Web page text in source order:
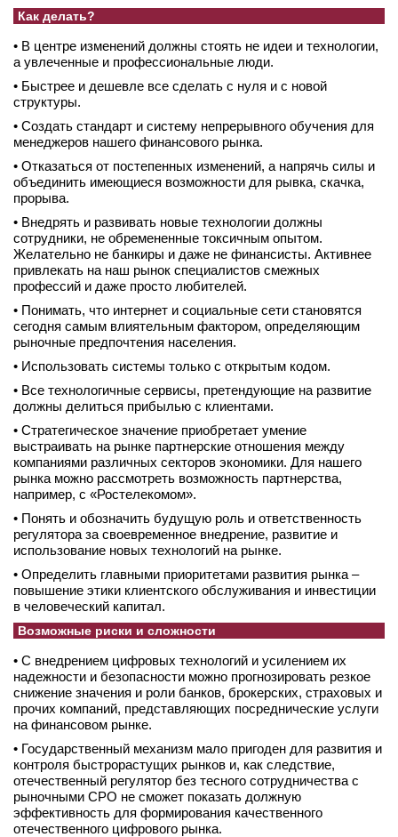
Как делать?
• В центре изменений должны стоять не идеи и технологии,
а увлеченные и профессиональные люди.
• Быстрее и дешевле все сделать с нуля и с новой
структуры.
• Создать стандарт и систему непрерывного обучения для
менеджеров нашего финансового рынка.
• Отказаться от постепенных изменений, а напрячь силы и
объединить имеющиеся возможности для рывка, скачка,
прорыва.
• Внедрять и развивать новые технологии должны
сотрудники, не обремененные токсичным опытом.
Желательно не банкиры и даже не финансисты. Активнее
привлекать на наш рынок специалистов смежных
профессий и даже просто любителей.
• Понимать, что интернет и социальные сети становятся
сегодня самым влиятельным фактором, определяющим
рыночные предпочтения населения.
• Использовать системы только с открытым кодом.
• Все технологичные сервисы, претендующие на развитие
должны делиться прибылью с клиентами.
• Стратегическое значение приобретает умение
выстраивать на рынке партнерские отношения между
компаниями различных секторов экономики. Для нашего
рынка можно рассмотреть возможность партнерства,
например, с «Ростелекомом».
• Понять и обозначить будущую роль и ответственность
регулятора за своевременное внедрение, развитие и
использование новых технологий на рынке.
• Определить главными приоритетами развития рынка –
повышение этики клиентского обслуживания и инвестиции
в человеческий капитал.
Возможные риски и сложности
• С внедрением цифровых технологий и усилением их
надежности и безопасности можно прогнозировать резкое
снижение значения и роли банков, брокерских, страховых и
прочих компаний, представляющих посреднические услуги
на финансовом рынке.
• Государственный механизм мало пригоден для развития и
контроля быстрорастущих рынков и, как следствие,
отечественный регулятор без тесного сотрудничества с
рыночными СРО не сможет показать должную
эффективность для формирования качественного
отечественного цифрового рынка.